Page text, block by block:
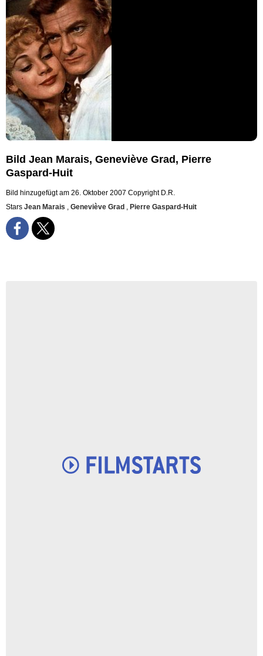
Bild Jean Marais, Geneviève Grad, Pierre
Gaspard-Huit
Bild hinzugefügt am 26. Oktober 2007 Copyright D.R.
Stars Jean Marais , Geneviève Grad , Pierre Gaspard-Huit